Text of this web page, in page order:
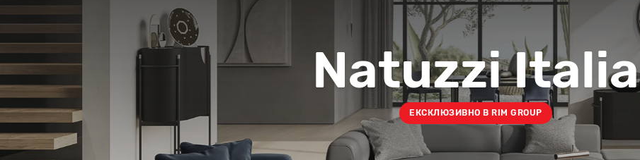
Natuzzi Italia
ЕКСКЛЮЗИВНО В RIM GROUP